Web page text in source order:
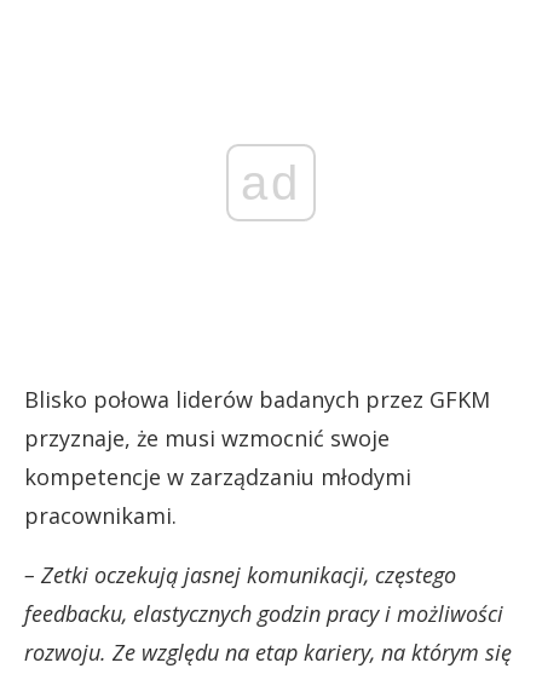
ad
Blisko połowa liderów badanych przez GFKM
przyznaje, że musi wzmocnić swoje
kompetencje w zarządzaniu młodymi
pracownikami.
– Zetki oczekują jasnej komunikacji, częstego
feedbacku, elastycznych godzin pracy i możliwości
rozwoju. Ze względu na etap kariery, na którym się